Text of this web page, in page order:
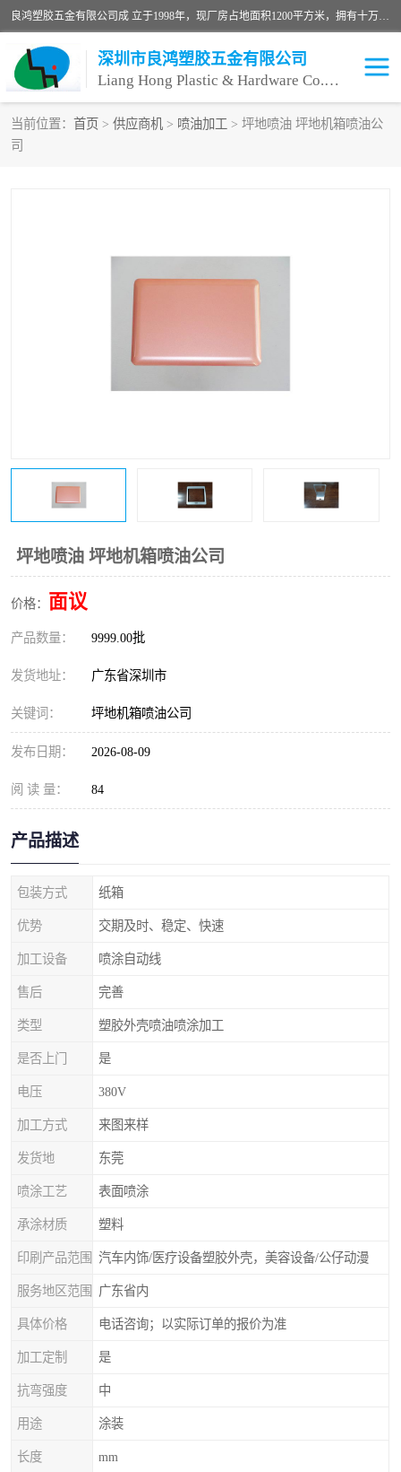
良鸿塑胶五金有限公司成 立于1998年，现厂房占地面积1200平方米，拥有十万级无尘车间，自动喷涂线1条，手动喷涂线2条，丝印移印滚印烫印拉线1条，本公司自建厂以来一直 以“顾客、品质、服务三个第一”为原则，从来货到处理、喷漆、烘烤、品检、包装等每一道工序都严格把持质量关，竭诚为广大朋友、客户服务。现如今已深得广 大客户信赖。
深圳市良鸿塑胶五金有限公司
Liang Hong Plastic & Hardware Co. Ltd
当前位置： 首页 > 供应商机 > 喷油加工 > 坪地喷油 坪地机箱喷油公
司
坪地喷油 坪地机箱喷油公司
价格： 面议
产品数量： 9999.00批
发货地址： 广东省深圳市
关键词： 坪地机箱喷油公司
发布日期： 2026-08-09
阅 读 量： 84
产品描述
包装方式 纸箱
优势 交期及时、稳定、快速
加工设备 喷涂自动线
售后 完善
类型 塑胶外壳喷油喷涂加工
是否上门 是
电压 380V
加工方式 来图来样
发货地 东莞
喷涂工艺 表面喷涂
承涂材质 塑料
印刷产品范围 汽车内饰/医疗设备塑胶外壳，美容设备/公仔动漫
服务地区范围 广东省内
具体价格 电话咨询；以实际订单的报价为准
加工定制 是
抗弯强度 中
用途 涂装
长度 mm